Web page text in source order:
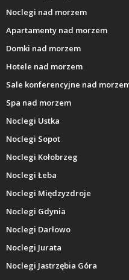
Noclegi nad morzem
Apartamenty nad morzem
Domki nad morzem
Hotele nad morzem
Sale konferencyjne nad
Spa nad morzem
Noclegi Ustka
Noclegi Sopot
Noclegi Kołobrzeg
Noclegi Łeba
Noclegi Międzyzdroje
Noclegi Gdynia
Noclegi Darłowo
Noclegi Jurata
Noclegi Jastrzębia Góra